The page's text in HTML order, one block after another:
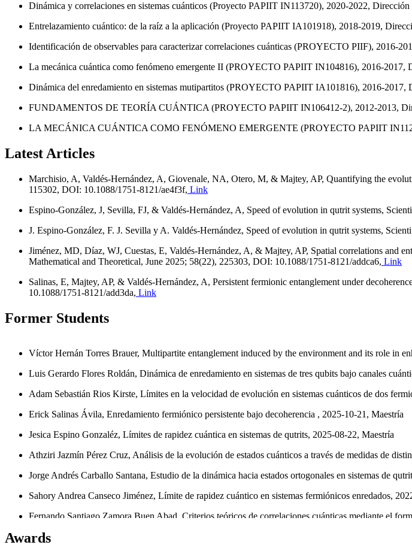
Dinámica y correlaciones en sistemas cuánticos (Proyecto PAPIIT IN113720), 2020-2022,
Entrelazamiento cuántico: de la raíz a la aplicación (Proyecto PAPIIT IA101918), 2018-2019,
Identificación de observables para caracterizar correlaciones cuánticas (PROYECTO PIIF), 2016-
La mecánica cuántica como fenómeno emergente II (PROYECTO PAPIIT IN104816), 2016-2017,
Dinámica del enredamiento en sistemas mutipartitos (PROYECTO PAPIIT IA101816), 2016-2017,
FUNDAMENTOS DE TEORÍA CUÁNTICA (PROYECTO PAPIIT IN106412-2), 2012-2013,
LA MECÁNICA CUÁNTICA COMO FENÓMENO EMERGENTE (PROYECTO PAPIIT
Latest Articles
Marchisio, A, Valdés-Hernández, A, Giovenale, NA, Otero, M, & Majtey, AP, Quantifying the
115302, DOI: 10.1088/1751-8121/ae4f3f, Link
Espino-González, J, Sevilla, FJ, & Valdés-Hernández, A, Speed of evolution in qutrit systems,
J. Espino-González, F. J. Sevilla y A. Valdés-Hernández, Speed of evolution in qutrit systems,
Jiménez, MD, Díaz, WJ, Cuestas, E, Valdés-Hernández, A, & Majtey, AP, Spatial correlations and
Mathematical and Theoretical, June 2025; 58(22), 225303, DOI: 10.1088/1751-8121/addca6, Link
Salinas, E, Majtey, AP, & Valdés-Hernández, A, Persistent fermionic entanglement under
10.1088/1751-8121/add3da, Link
Former Students
Víctor Hernán Torres Brauer, Multipartite entanglement induced by the environment and its role in
Luis Gerardo Flores Roldán, Dinámica de enredamiento en sistemas de tres qubits bajo canales
Adam Sebastián Rios Kirste, Límites en la velocidad de evolución en sistemas cuánticos de dos
Erick Salinas Ávila, Enredamiento fermiónico persistente bajo decoherencia , 2025-10-21, Maestría
Jesica Espino Gonzaléz, Límites de rapidez cuántica en sistemas de qutrits, 2025-08-22, Maestría
Athziri Jazmín Pérez Cruz, Análisis de la evolución de estados cuánticos a través de medidas de
Jorge Andrés Carballo Santana, Estudio de la dinámica hacia estados ortogonales en sistemas de
Sahory Andrea Canseco Jiménez, Límite de rapidez cuántico en sistemas fermiónicos enredados,
Fernando Santiago Zamora Buen Abad, Criterios teóricos de correlaciones cuánticas mediante el
Víctor Hernán Torres Brauer, Criterios de generación de enredamiento multipartito en sistemas de
Awards